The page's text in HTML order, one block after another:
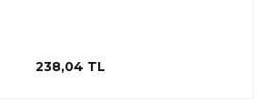
238,04 TL